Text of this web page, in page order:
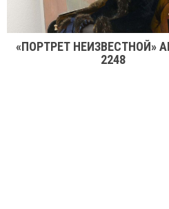
«ПОРТРЕТ НЕИЗВЕСТНОЙ»
2248